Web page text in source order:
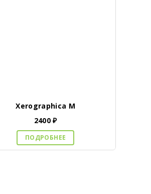
Xerographica M
2400₽
ПОДРОБНЕЕ